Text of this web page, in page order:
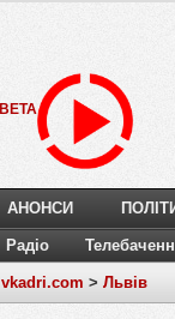
BETA
АНОНСИ
Радіо
vkadri.com > Львів